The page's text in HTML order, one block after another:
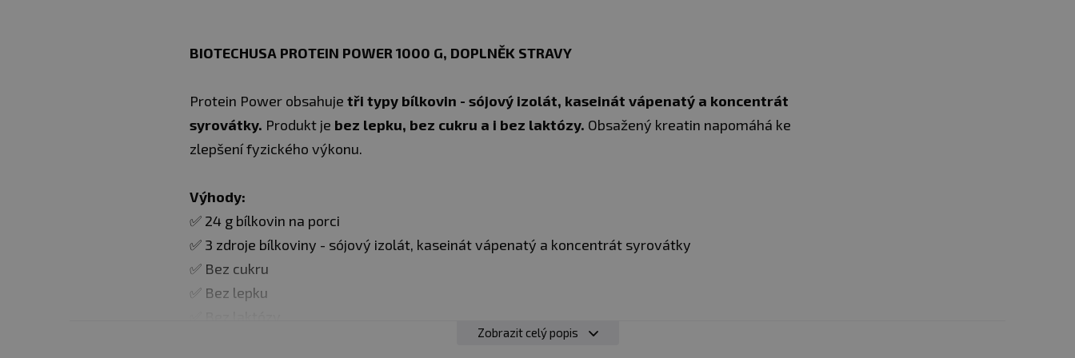
BIOTECHUSA PROTEIN POWER 1000 G, DOPLNĚK STRAVY
Protein Power obsahuje tři typy bílkovin - sójový izolát, kaseinát vápenatý a koncentrát
syrovátky. Produkt je bez lepku, bez cukru a i bez laktózy. Obsažený kreatin napomáhá ke
zlepšení fyzického výkonu.
Výhody:
✅ 24 g bílkovin na porci
✅ 3 zdroje bílkoviny - sójový izolát, kaseinát vápenatý a koncentrát syrovátky
✅ Bez cukru
✅ Bez lepku
Zobrazit celý popis